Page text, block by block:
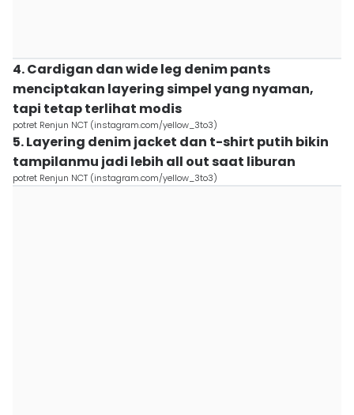
4. Cardigan dan wide leg denim pants
menciptakan layering simpel yang nyaman,
tapi tetap terlihat modis
potret Renjun NCT (instagram.com/yellow_3to3)
5. Layering denim jacket dan t-shirt putih bikin
tampilanmu jadi lebih all out saat liburan
potret Renjun NCT (instagram.com/yellow_3to3)